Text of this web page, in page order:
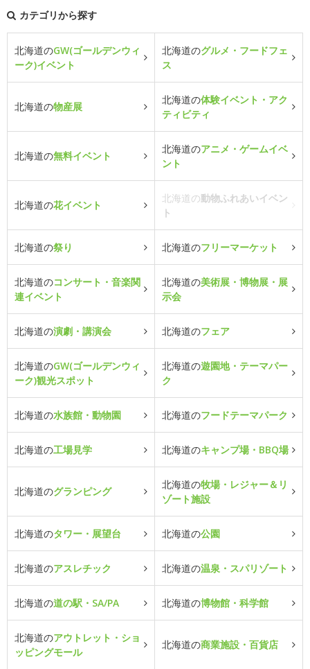
カテゴリから探す
北海道のGW(ゴールデンウィ
ーク)イベント
北海道のグルメ・フードフェ
ス
北海道の物産展
北海道の体験イベント・アク
ティビティ
北海道の無料イベント
北海道のアニメ・ゲームイベ
ント
北海道の花イベント
北海道の動物ふれあいイベン
ト
北海道の祭り 北海道のフリーマーケット
北海道のコンサート・音楽関
連イベント
北海道の美術展・博物展・展
示会
北海道の演劇・講演会 北海道のフェア
北海道のGW(ゴールデンウィ
ーク)観光スポット
北海道の遊園地・テーマパー
ク
北海道の水族館・動物園 北海道のフードテーマパーク
北海道の工場見学 北海道のキャンプ場・BBQ場
北海道のグランピング
北海道の牧場・レジャー＆リ
ゾート施設
北海道のタワー・展望台 北海道の公園
北海道のアスレチック 北海道の温泉・スパリゾート
北海道の道の駅・SA/PA 北海道の博物館・科学館
北海道のアウトレット・ショ
ッピングモール
北海道の商業施設・百貨店